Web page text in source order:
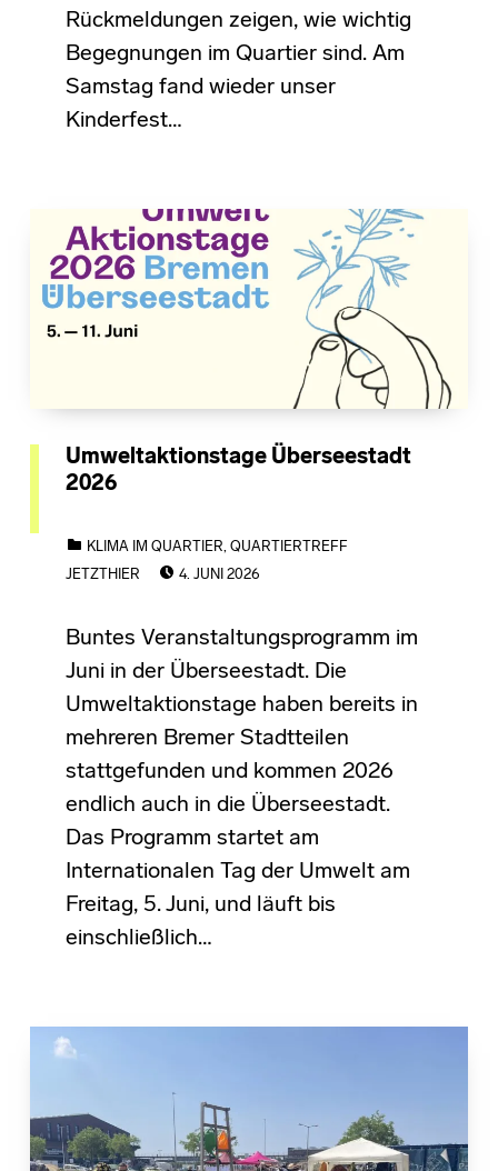
Rückmeldungen zeigen, wie wichtig
Begegnungen im Quartier sind. Am
Samstag fand wieder unser
Kinderfest…
Umweltaktionstage Überseestadt
2026
KLIMA IM QUARTIER QUARTIERTREFF
JETZTHIER
4. JUNI 2026
Buntes Veranstaltungsprogramm im
Juni in der Überseestadt. Die
Umweltaktionstage haben bereits in
mehreren Bremer Stadtteilen
stattgefunden und kommen 2026
endlich auch in die Überseestadt.
Das Programm startet am
Internationalen Tag der Umwelt am
Freitag, 5. Juni, und läuft bis
einschließlich…